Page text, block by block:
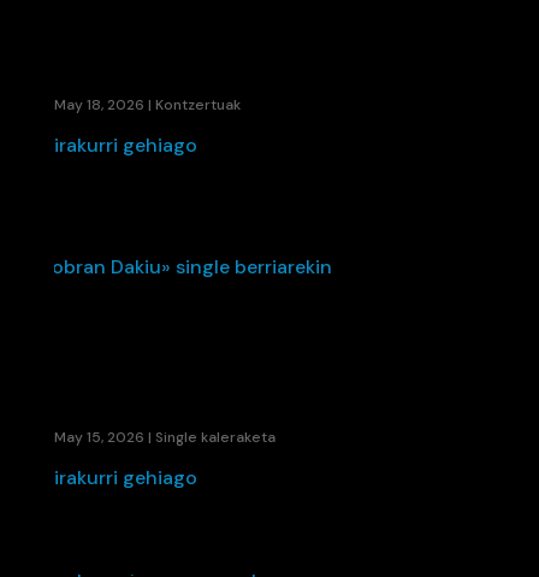
May 18, 2026 | Kontzertuak
irakurri gehiago
May 15, 2026 | Single kaleraketa
irakurri gehiago